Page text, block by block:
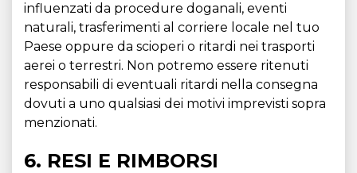
influenzati da procedure doganali, eventi
naturali, trasferimenti al corriere locale nel tuo
Paese oppure da scioperi o ritardi nei trasporti
aerei o terrestri. Non potremo essere ritenuti
responsabili di eventuali ritardi nella consegna
dovuti a uno qualsiasi dei motivi imprevisti sopra
menzionati.
6. RESI E RIMBORSI